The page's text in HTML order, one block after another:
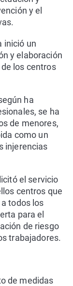
y el
inició un
y elaboración
los centros
ha
se ha
de menores,
como un
injerencias
el servicio
centros que
todos los
para el
de riesgo
trabajadores.
de medidas